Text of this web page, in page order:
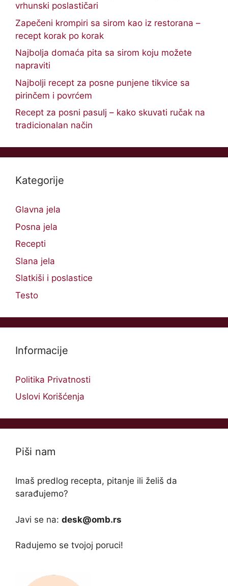
vrhunski poslastičari
Zapečeni krompiri sa sirom kao iz restorana –
recept korak po korak
Najbolja domaća pita sa sirom koju možete
napraviti
Najbolji recept za posne punjene tikvice sa
pirinčem i povrćem
Recept za posni pasulj – kako skuvati ručak na
tradicionalan način
Kategorije
Glavna jela
Posna jela
Recepti
Slana jela
Slatkiši i poslastice
Testo
Informacije
Politika Privatnosti
Uslovi Korišćenja
Piši nam
Imaš predlog recepta, pitanje ili želiš da
sarađujemo?
Javi se na: desk@omb.rs
Radujemo se tvojoj poruci!